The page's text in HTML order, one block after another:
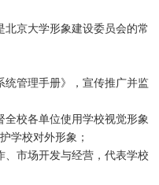
北京大学形象建设委员会的常
统管理手册》，宣传推广并监
全校各单位使用学校视觉形象
学校对外形象；
、市场开发与经营，代表学校